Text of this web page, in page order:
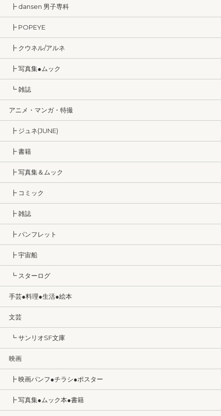
┣ dansen 男子専科
┣ POPEYE
┣ クウネル/アルネ
┣ 写真集●ムック
┗ 雑誌
アニメ・マンガ・特撮
┣ ジュネ(JUNE)
┣ 書籍
┣ 写真集＆ムック
┣ コミック
┣ 雑誌
┣ パンフレット
┣ 宇宙船
┗ スターログ
手芸●料理●生活●絵本
文芸
┗ サンリオSF文庫
映画
┣ 映画パンフ●チラシ●ポスター
┣ 写真集●ムック本●書籍